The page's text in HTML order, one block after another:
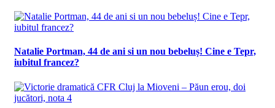
Natalie Portman, 44 de ani si un nou bebeluș! Cine e Tepr,
iubitul francez?